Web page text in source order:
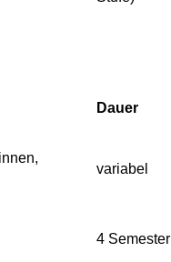
Dauer
variabel
4 Semester